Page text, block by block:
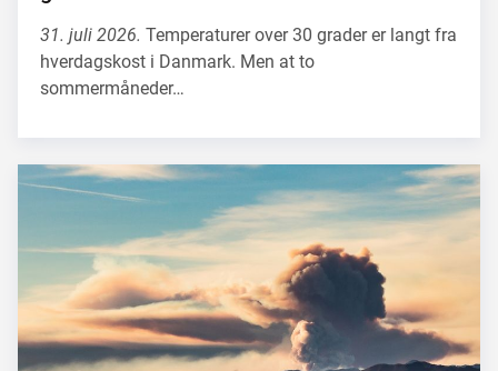
31. juli 2026. Temperaturer over 30 grader er langt fra
hverdagskost i Danmark. Men at to
sommermåneder…